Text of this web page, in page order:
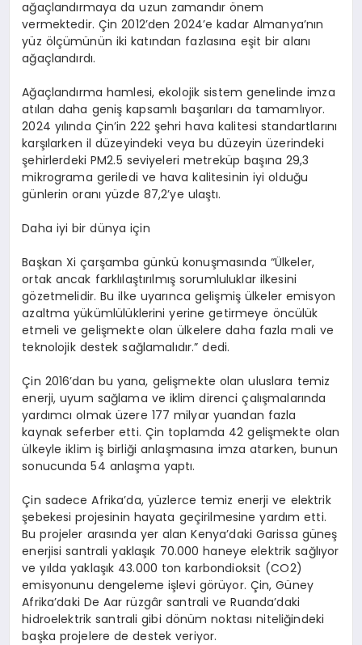
ağaçlandırmaya da uzun zamandır önem
vermektedir. Çin 2012’den 2024’e kadar Almanya’nın
yüz ölçümünün iki katından fazlasına eşit bir alanı
ağaçlandırdı.
Ağaçlandırma hamlesi, ekolojik sistem genelinde imza
atılan daha geniş kapsamlı başarıları da tamamlıyor.
2024 yılında Çin’in 222 şehri hava kalitesi standartlarını
karşılarken il düzeyindeki veya bu düzeyin üzerindeki
şehirlerdeki PM2.5 seviyeleri metreküp başına 29,3
mikrograma geriledi ve hava kalitesinin iyi olduğu
günlerin oranı yüzde 87,2’ye ulaştı.
Daha iyi bir dünya için
Başkan Xi çarşamba günkü konuşmasında “Ülkeler,
ortak ancak farklılaştırılmış sorumluluklar ilkesini
gözetmelidir. Bu ilke uyarınca gelişmiş ülkeler emisyon
azaltma yükümlülüklerini yerine getirmeye öncülük
etmeli ve gelişmekte olan ülkelere daha fazla mali ve
teknolojik destek sağlamalıdır.” dedi.
Çin 2016’dan bu yana, gelişmekte olan uluslara temiz
enerji, uyum sağlama ve iklim direnci çalışmalarında
yardımcı olmak üzere 177 milyar yuandan fazla
kaynak seferber etti. Çin toplamda 42 gelişmekte olan
ülkeyle iklim iş birliği anlaşmasına imza atarken, bunun
sonucunda 54 anlaşma yaptı.
Çin sadece Afrika’da, yüzlerce temiz enerji ve elektrik
şebekesi projesinin hayata geçirilmesine yardım etti.
Bu projeler arasında yer alan Kenya’daki Garissa güneş
enerjisi santrali yaklaşık 70.000 haneye elektrik sağlıyor
ve yılda yaklaşık 43.000 ton karbondioksit (CO2)
emisyonunu dengeleme işlevi görüyor. Çin, Güney
Afrika’daki De Aar rüzgâr santrali ve Ruanda’daki
hidroelektrik santrali gibi dönüm noktası niteliğindeki
başka projelere de destek veriyor.